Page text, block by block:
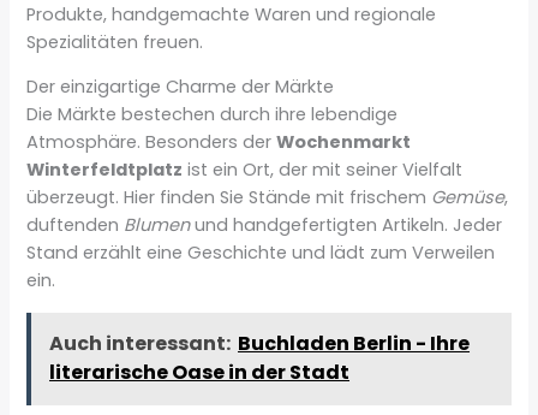
Produkte, handgemachte Waren und regionale
Spezialitäten freuen.
Der einzigartige Charme der Märkte
Die Märkte bestechen durch ihre lebendige
Atmosphäre. Besonders derWochenmarkt
Winterfeldtplatz ist ein Ort, der mit seiner Vielfalt
überzeugt. Hier finden Sie Stände mit frischem Gemüse,
duftenden Blumenund handgefertigten Artikeln. Jeder
Stand erzählt eine Geschichte und lädt zum Verweilen
ein.
Auch interessant: Buchladen Berlin - Ihre
literarische Oase in der Stadt